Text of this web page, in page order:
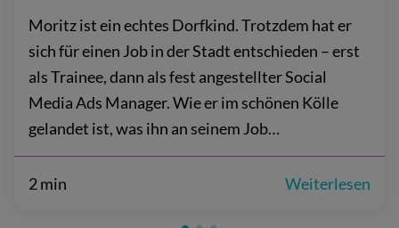
Moritz ist ein echtes Dorfkind. Trotzdem hat er
sich für einen Job in der Stadt entschieden – erst
als Trainee, dann als fest angestellter Social
Media Ads Manager. Wie er im schönen Kölle
gelandet ist, was ihn an seinem Job…
2 min Weiterlesen